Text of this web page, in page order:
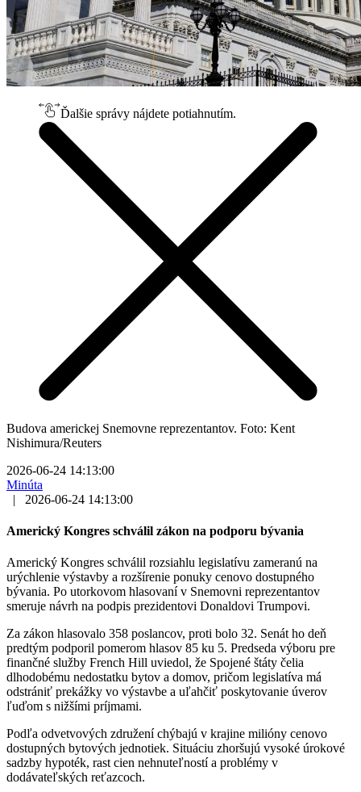
Ďalšie správy nájdete potiahnutím.
Budova americkej Snemovne reprezentantov. Foto: Kent
Nishimura/Reuters
2026-06-24 14:13:00
Minúta
|
2026-06-24 14:13:00
Americký Kongres schválil zákon na podporu bývania
Americký Kongres schválil rozsiahlu legislatívu zameranú na
urýchlenie výstavby a rozšírenie ponuky cenovo dostupného
bývania. Po utorkovom hlasovaní v Snemovni reprezentantov
smeruje návrh na podpis prezidentovi Donaldovi Trumpovi.
Za zákon hlasovalo 358 poslancov, proti bolo 32. Senát ho deň
predtým podporil pomerom hlasov 85 ku 5. Predseda výboru pre
finančné služby French Hill uviedol, že Spojené štáty čelia
dlhodobému nedostatku bytov a domov, pričom legislatíva má
odstrániť prekážky vo výstavbe a uľahčiť poskytovanie úverov
ľuďom s nižšími príjmami.
Podľa odvetvových združení chýbajú v krajine milióny cenovo
dostupných bytových jednotiek. Situáciu zhoršujú vysoké úrokové
sadzby hypoték, rast cien nehnuteľností a problémy v
dodávateľských reťazcoch.